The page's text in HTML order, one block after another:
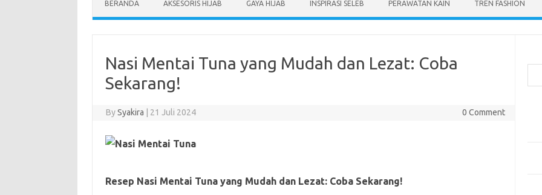
BERANDA AKSESORIS HIJAB GAYA HIJAB INSPIRASI SELEB PERAWATAN KAIN TREN FASHION
Nasi Mentai Tuna yang Mudah dan Lezat: Coba
Sekarang!
BySyakira 21 Juli 2024 0 Comment
Resep Nasi Mentai Tuna yang Mudah dan Lezat: Coba Sekarang!